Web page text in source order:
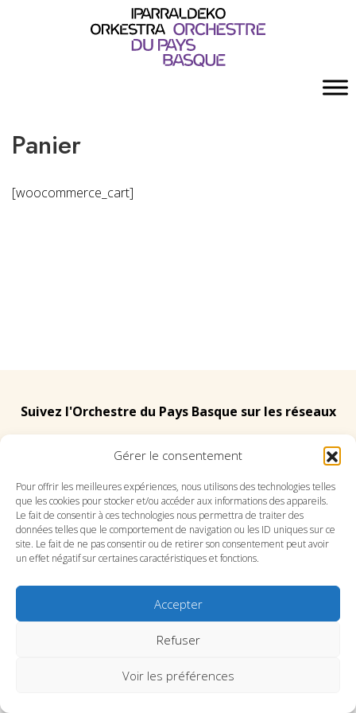
Gérer le consentement
Pour offrir les meilleures expériences, nous utilisons des technologies telles
que les cookies pour stocker et/ou accéder aux informations des appareils.
Le fait de consentir à ces technologies nous permettra de traiter des
données telles que le comportement de navigation ou les ID uniques sur ce
site. Le fait de ne pas consentir ou de retirer son consentement peut avoir
un effet négatif sur certaines caractéristiques et fonctions.
Accepter
Refuser
Voir les préférences
Panier
[woocommerce_cart]
Suivez l'Orchestre du Pays Basque sur les réseaux
Suivez le conservatoire du Pays Basque sur les
réseaux
SITE DE L’ORCHESTRE
SITE DU CONSERVATOIRE
MENTIONS LÉGALES